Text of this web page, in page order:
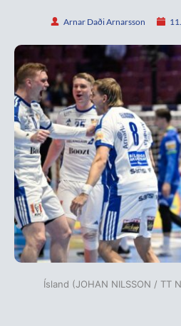
Arnar Daði Arnarsson
Ísland (JOHAN NILSSON / TT